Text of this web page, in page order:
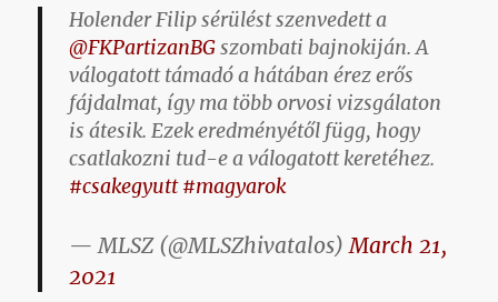
Holender Filip sérülést szenvedett a
@FKPartizanBGszombati bajnokiján. A
válogatott támadó a hátában érez erős
fájdalmat, így ma több orvosi vizsgálaton
is átesik. Ezek eredményétől függ, hogy
csatlakozni tud-e a válogatott keretéhez.
#csakegyutt #magyarok
— MLSZ (@MLSZhivatalos)March 21,
2021